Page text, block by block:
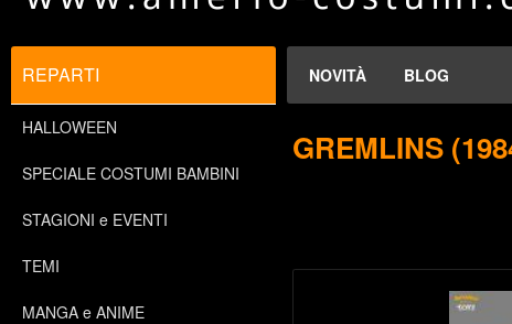
NOVITÀ BLOG
REPARTI
HALLOWEEN
SPECIALE COSTUMI BAMBINI
STAGIONI e EVENTI
TEMI
MANGA e ANIME
GREMLINS